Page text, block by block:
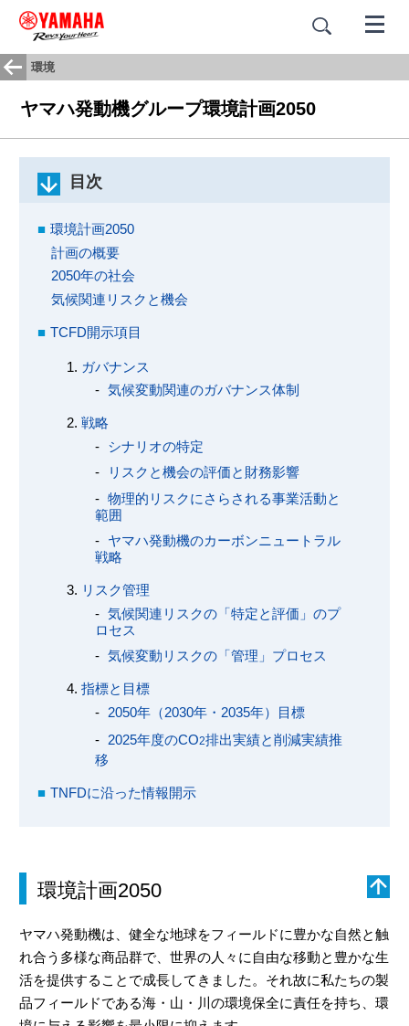
環境
ヤマハ発動機グループ環境計画2050
目次
環境計画2050
計画の概要
2050年の社会
気候関連リスクと機会
TCFD開示項目
ガバナンス
気候変動関連のガバナンス体制
戦略
シナリオの特定
リスクと機会の評価と財務影響
物理的リスクにさらされる事業活動と
範囲
ヤマハ発動機のカーボンニュートラル
戦略
リスク管理
気候関連リスクの「特定と評価」のプ
ロセス
気候変動リスクの「管理」プロセス
指標と目標
2050年（2030年・2035年）目標
2025年度のCO2排出実績と削減実績推
移
TNFDに沿った情報開示
環境計画2050
ヤマハ発動機は、健全な地球をフィールドに豊かな自然と触
れ合う多様な商品群で、世界の人々に自由な移動と豊かな生
活を提供することで成長してきました。それ故に私たちの製
品フィールドである海・山・川の環境保全に責任を持ち、環